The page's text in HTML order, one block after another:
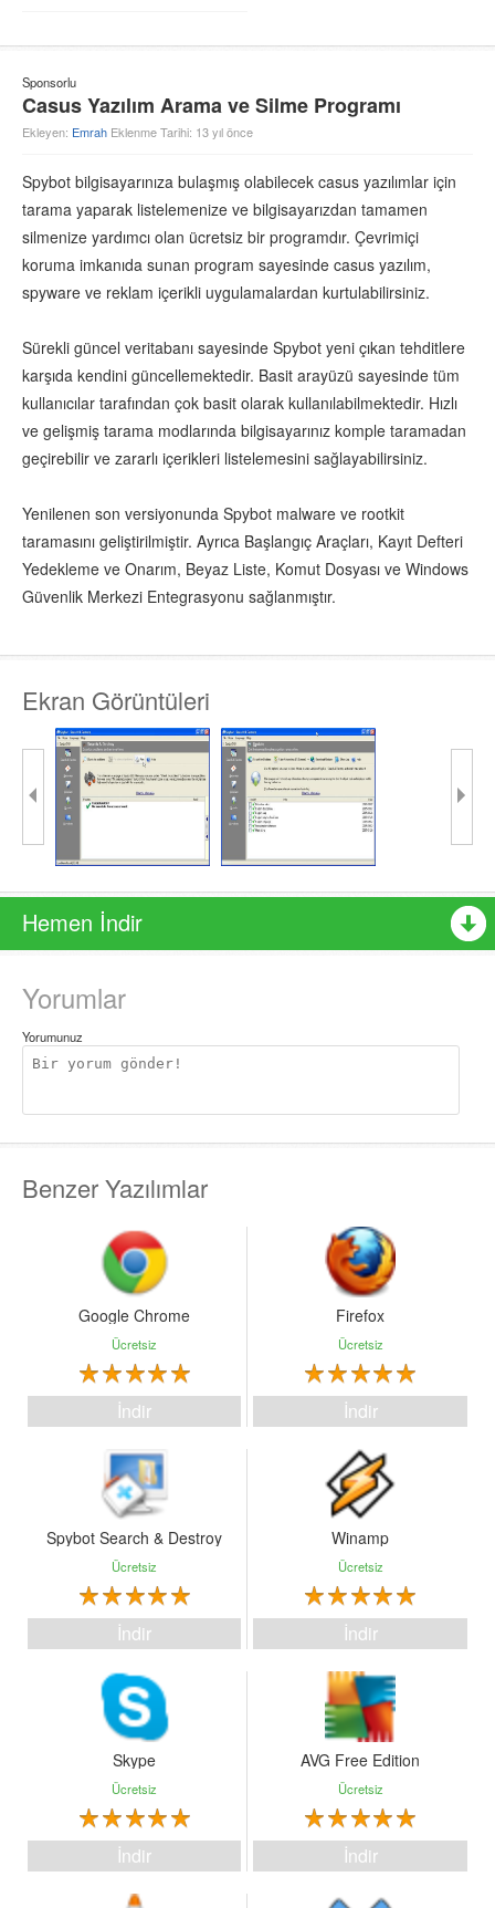
Sponsorlu
Casus Yazılım Arama ve Silme Programı
Ekleyen: Emrah Eklenme Tarihi: 13 yıl önce
Spybot bilgisayarınıza bulaşmış olabilecek casus yazılımlar için
tarama yaparak listelemenize ve bilgisayarızdan tamamen
silmenize yardımcı olan ücretsiz bir programdır. Çevrimiçi
koruma imkanıda sunan program sayesinde casus yazılım,
spyware ve reklam içerikli uygulamalardan kurtulabilirsiniz.
Sürekli güncel veritabanı sayesinde Spybot yeni çıkan tehditlere
karşıda kendini güncellemektedir. Basit arayüzü sayesinde tüm
kullanıcılar tarafından çok basit olarak kullanılabilmektedir. Hızlı
ve gelişmiş tarama modlarında bilgisayarınız komple taramadan
geçirebilir ve zararlı içerikleri listelemesini sağlayabilirsiniz.
Yenilenen son versiyonunda Spybot malware ve rootkit
taramasını geliştirilmiştir. Ayrıca Başlangıç ​​Araçları, Kayıt Defteri
Yedekleme ve Onarım, Beyaz Liste, Komut Dosyası ve Windows
Güvenlik Merkezi Entegrasyonu sağlanmıştır.
Ekran Görüntüleri
Hemen İndir
Yorumlar
Yorumunuz
Benzer Yazılımlar
Google Chrome
Ücretsiz
İndir
Firefox
Ücretsiz
İndir
Spybot Search & Destroy
Ücretsiz
İndir
Winamp
Ücretsiz
İndir
Skype
Ücretsiz
İndir
AVG Free Edition
Ücretsiz
İndir